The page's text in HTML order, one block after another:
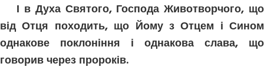
І в Духа Святого, Господа Животворчого, що
від Отця походить, що Йому з Отцем і Сином
однакове поклоніння і однакова слава, що
говорив через пророків.